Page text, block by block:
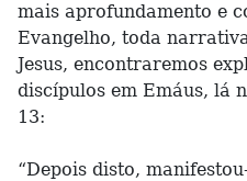
mais aprofundamento e
Evangelho, toda
Jesus, encontraremos
discípulos em Emáus, lá
13:
“Depois disto,